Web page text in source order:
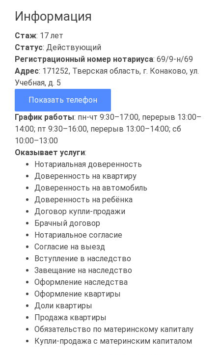
Информация
Стаж: 17 лет
Статус: Действующий
Регистрационный номер нотариуса: 69/9-н/69
Адрес: 171252, Тверская область, г. Конаково, ул.
Учебная, д. 5
Показать телефон
График работы: пн-чт 9:30–17:00, перерыв 13:00–
14:00; пт 9:30–16:00, перерыв 13:00–14:00; сб
10:00–13:00
Оказывает услуги:
Нотариальная доверенность
Доверенность на квартиру
Доверенность на автомобиль
Доверенность на ребёнка
Договор купли-продажи
Брачный договор
Нотариальное согласие
Согласие на выезд
Вступление в наследство
Завещание на наследство
Оформление наследства
Оформление квартиры
Доли квартиры
Продажа квартиры
Обязательство по материнскому капиталу
Купли-продажа с материнским капиталом